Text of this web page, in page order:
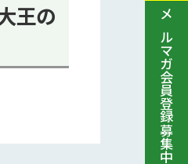
メルマガ会員登録募集中
王の